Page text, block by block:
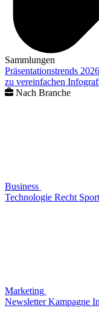
Sammlungen
Präsentationstrends 2026
zu vereinfachen
Nach Branche
Business
Technologie Recht Sport
Marketing
Newsletter Kampagne